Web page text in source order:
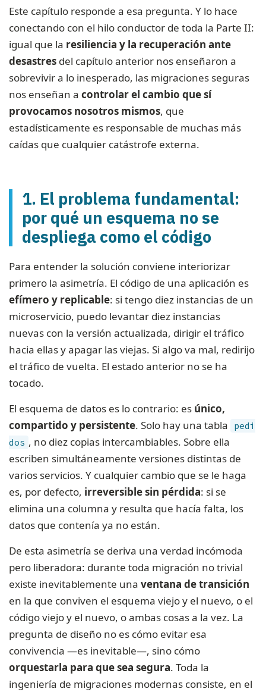
Este capítulo responde a esa pregunta. Y lo hace
conectando con el hilo conductor de toda la Parte II:
igual que la resiliencia y la recuperación ante
desastres del capítulo anterior nos enseñaron a
sobrevivir a lo inesperado, las migraciones seguras
nos enseñan a controlar el cambio que sí
provocamos nosotros mismos, que
estadísticamente es responsable de muchas más
caídas que cualquier catástrofe externa.
1. El problema fundamental:
por qué un esquema no se
despliega como el código
Para entender la solución conviene interiorizar
primero la asimetría. El código de una aplicación es
efímero y replicable: si tengo diez instancias de un
microservicio, puedo levantar diez instancias
nuevas con la versión actualizada, dirigir el tráfico
hacia ellas y apagar las viejas. Si algo va mal, redirijo
el tráfico de vuelta. El estado anterior no se ha
tocado.
El esquema de datos es lo contrario: es único,
compartido y persistente. Solo hay una tabla
pedi
dos , no diez copias intercambiables. Sobre ella
escriben simultáneamente versiones distintas de
varios servicios. Y cualquier cambio que se le haga
es, por defecto, irreversible sin pérdida: si se
elimina una columna y resulta que hacía falta, los
datos que contenía ya no están.
De esta asimetría se deriva una verdad incómoda
pero liberadora: durante toda migración no trivial
existe inevitablemente una ventana de transición
en la que conviven el esquema viejo y el nuevo, o el
código viejo y el nuevo, o ambas cosas a la vez. La
pregunta de diseño no es cómo evitar esa
convivencia —es inevitable—, sino cómo
orquestarla para que sea segura. Toda la
ingeniería de migraciones modernas consiste, en el